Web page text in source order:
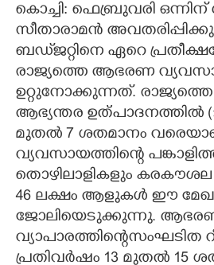
CARTOONS
LITERATURE
ZOOM
CONTACT US
കൊച്ചി: ഫെബ്രുവരി ഒന്നിന്
സീതാരാമൻ
ബഡ്‌ജറ്റിനെ ഏറെ
രാജ്യത്തെ ആഭരണ
ഉറ്റുനോക്കുന്നത്.
ആഭ്യന്തര ഉത്പാദനത്തിൽ
മുതൽ 7 ശതമാനം
വ്യവസായത്തിന്റെ
തൊഴിലാളികളും കരകൗശല
46 ലക്ഷം ആളുകൾ ഈ
ജോലിയെടുക്കുന്നു.
വ്യാപാരത്തിന്റെസംഘടിത
പ്രതിവർഷം 13 മുതൽ 15